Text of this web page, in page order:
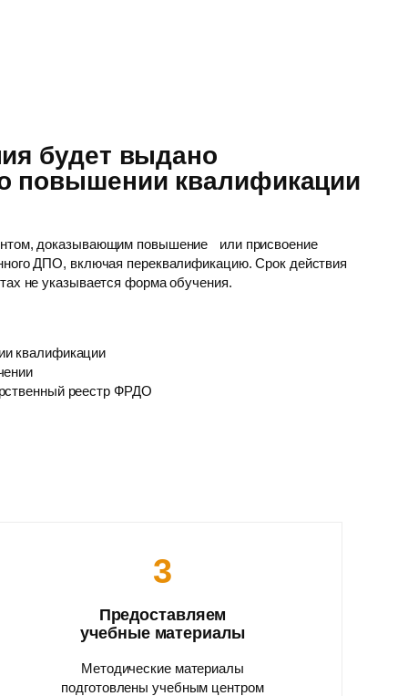
будет выдано
повышении квалификации
доказывающим повышение или присвоение
ДПО, включая переквалификацию. Срок действия
не указывается форма обучения.
квалификации
реестр ФРДО
3
Предоставляем
учебные материалы
Методические материалы
подготовлены учебным центром